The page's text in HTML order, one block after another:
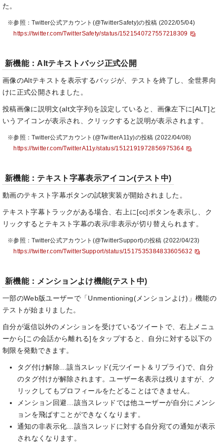
た。
※参照：Twitter公式アカウント(@TwitterSafety)の投稿 (2022/05/04)
https://twitter.com/TwitterSafety/status/1521540727557218309
新機能：Altテキストバッジ正式公開
画像のAltテキストを表示するバッジが、テストを終了し、全世界向
けに正式公開されました。
投稿画像に説明文(alt文字列)を設定していると、画像左下に[ALT]と
いうアイコンが表示され、クリックすると説明が表示されます。
※参照：Twitter公式アカウント(@TwitterA11y)の投稿 (2022/04/08)
https://twitter.com/TwitterA11y/status/1512191972856975364
新機能：テキスト字幕表示アイコン(テスト中)
動画のテキスト字幕ボタンの試験実装が開始されました。
テキスト字幕トラックがある場合、右上に[cc]ボタンを表示し、ク
リックするとテキスト字幕の表示/非表示が切り替えられます。
※参照：Twitter公式アカウント(@TwitterSupport)の投稿 (2022/04/23)
https://twitter.com/TwitterSupport/status/1517535384833605632
新機能：メンションよけ機能(テスト中)
一部のWeb版ユーザーで「Unmentioning(メンションよけ)」機能の
テストが始まりました。
自分が返信以外のメンションを受けているツイートで、右上メニュ
ーから[この会話から離れる]をタップすると、自分に対する以下の
制限を発動できます。
タグ付け解除…該当スレッド(元ツイート＆リプライ)で、自分
のタグ付けが解除されます。ユーザー名表示は残りますが、ク
リックしてもプロフィールをたどることはできません。
メンション回避…該当スレッドでは他ユーザーが自分にメンシ
ョンを飛ばすことができなくなります。
通知の非表示化…該当スレッドに対する自分宛ての通知が表示
されなくなります。